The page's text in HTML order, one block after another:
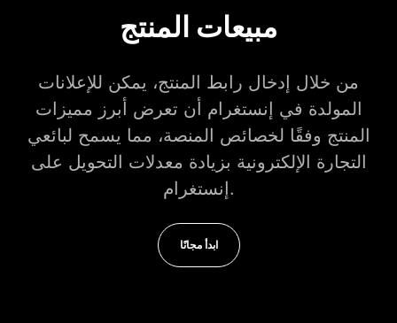
مبيعات المنتج
من خلال إدخال رابط المنتج، يمكن للإعلانات
المولدة في إنستغرام أن تعرض أبرز مميزات
المنتج وفقًا لخصائص المنصة، مما يسمح لبائعي
التجارة الإلكترونية بزيادة معدلات التحويل على
إنستغرام.
ابدأ مجانًا